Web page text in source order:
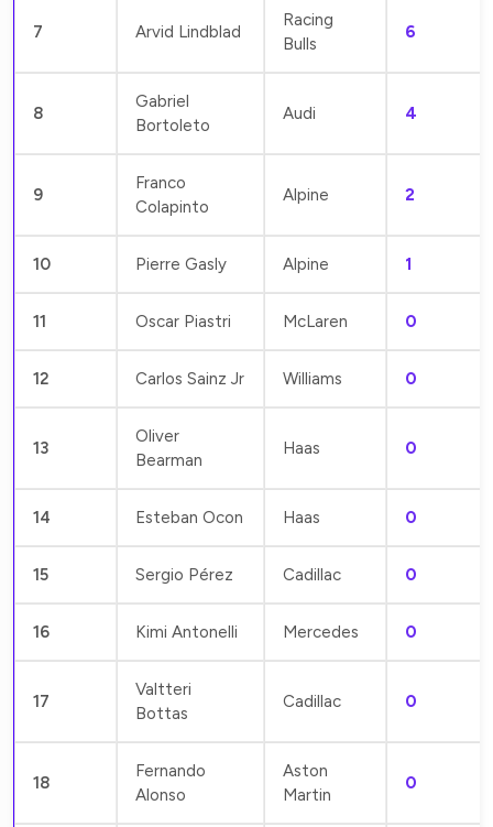
7 Arvid Lindblad
Racing
Bulls
6
8
Gabriel
Bortoleto
Audi 4
9
Franco
Colapinto
Alpine 2
10 Pierre Gasly Alpine 1
11 Oscar Piastri McLaren 0
12 Carlos Sainz Jr Williams 0
13
Oliver
Bearman
Haas 0
14 Esteban Ocon Haas 0
15 Sergio Pérez Cadillac 0
16 Kimi Antonelli Mercedes 0
17
Valtteri
Bottas
Cadillac 0
18
Fernando
Alonso
Aston
Martin
0